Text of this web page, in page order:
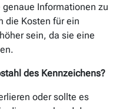
Informationen zu
die Kosten für ein
sein, da sie eine
des Kennzeichens?
oder sollte es